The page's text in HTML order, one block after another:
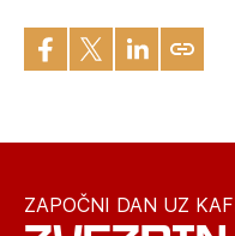
ZAPOČNI DAN UZ